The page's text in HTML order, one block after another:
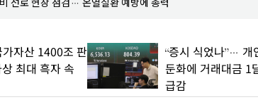
선로 현장 점검… 온열질환 예방에 총력
조 판
자 속
“증시 식었나”… 개인 매수
둔화에 거래대금 1달 새 30%
급감